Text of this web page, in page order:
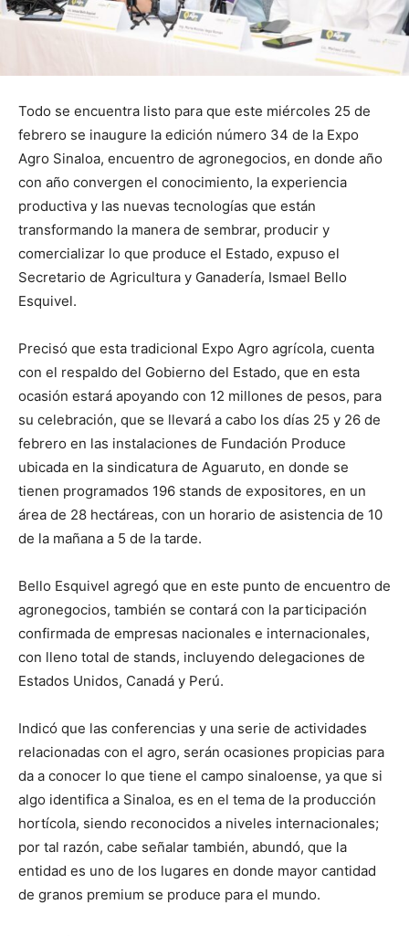
Todo se encuentra listo para que este miércoles 25 de
febrero se inaugure la edición número 34 de la Expo
Agro Sinaloa, encuentro de agronegocios, en donde año
con año convergen el conocimiento, la experiencia
productiva y las nuevas tecnologías que están
transformando la manera de sembrar, producir y
comercializar lo que produce el Estado, expuso el
Secretario de Agricultura y Ganadería, Ismael Bello
Esquivel.
Precisó que esta tradicional Expo Agro agrícola, cuenta
con el respaldo del Gobierno del Estado, que en esta
ocasión estará apoyando con 12 millones de pesos, para
su celebración, que se llevará a cabo los días 25 y 26 de
febrero en las instalaciones de Fundación Produce
ubicada en la sindicatura de Aguaruto, en donde se
tienen programados 196 stands de expositores, en un
área de 28 hectáreas, con un horario de asistencia de 10
de la mañana a 5 de la tarde.
Bello Esquivel agregó que en este punto de encuentro de
agronegocios, también se contará con la participación
confirmada de empresas nacionales e internacionales,
con lleno total de stands, incluyendo delegaciones de
Estados Unidos, Canadá y Perú.
Indicó que las conferencias y una serie de actividades
relacionadas con el agro, serán ocasiones propicias para
da a conocer lo que tiene el campo sinaloense, ya que si
algo identifica a Sinaloa, es en el tema de la producción
hortícola, siendo reconocidos a niveles internacionales;
por tal razón, cabe señalar también, abundó, que la
entidad es uno de los lugares en donde mayor cantidad
de granos premium se produce para el mundo.